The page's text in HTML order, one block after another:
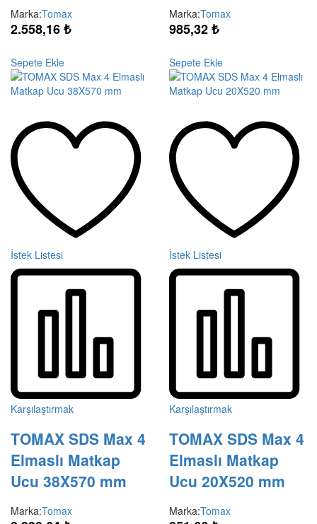
Marka:Tomax
2.558,16₺
Sepete Ekle
Marka:Tomax
985,32₺
Sepete Ekle
İstek Listesi
Karşılaştırmak
TOMAX SDS Max 4
Elmaslı Matkap
Ucu 38X570 mm
Marka:Tomax
İstek Listesi
Karşılaştırmak
TOMAX SDS Max 4
Elmaslı Matkap
Ucu 20X520 mm
Marka:Tomax